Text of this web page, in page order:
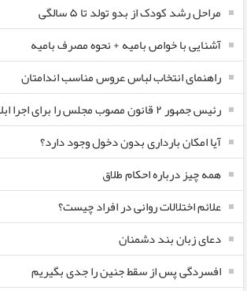
مراحل رشد کودک از بدو تولد تا ۵ سالگی
آشنایی با خواص بامیه + نحوه مصرف بامیه
راهنمای انتخاب لباس عروس مناسب اندامتان
رئیس جمهور ۲ قانون مصوب مجلس را برای اجرا ابلاغ کرد
آیا امکان بارداری بدون دخول وجود دارد؟
همه چیز درباره احکام طلاق
علائم اختلالات روانی در افراد چیست؟
دعای زبان بند دشمنان
افسردگی پس از سقط جنین را جدی بگیریم